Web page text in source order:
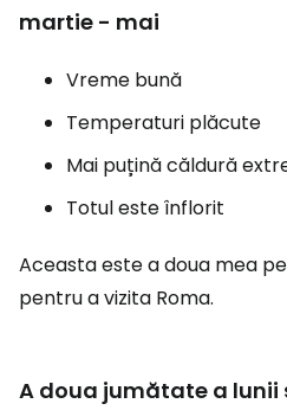
martie - mai
Vreme bună
Temperaturi plăcute
Mai puțină căldură
Totul este înflorit
Aceasta este a doua mea
pentru a vizita Roma.
A doua jumătate a lunii